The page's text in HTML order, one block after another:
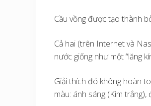
Cầu vồng được tạo thành
Cả hai (trên Internet và
nước giống như một “lăng
Giải thích đó không hoàn
màu: ánh sáng (Kim